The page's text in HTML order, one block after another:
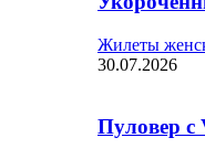
Жилеты
30.07.2026
Пуловер с